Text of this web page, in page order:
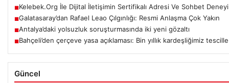
■Kelebek.Org İle Dijital İletişimin Sertifikalı Adresi Ve Sohbet
■Galatasaray’dan Rafael Leao Çılgınlığı: Resmi Anlaşma Çok Yakın
■Antalya’daki yolsuzluk soruşturmasında iki yeni gözaltı
■Bahçeli’den çerçeve yasa açıklaması: Bin yıllık kardeşliğimiz
Güncel